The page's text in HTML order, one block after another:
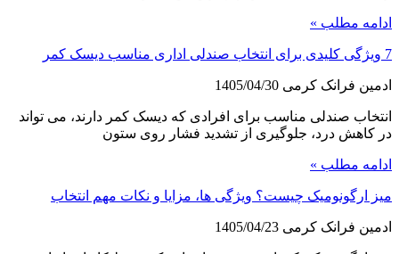
ادامه مطلب »
7 ویژگی کلیدی برای انتخاب صندلی اداری مناسب دیسک کمر
ادمین فرانک کرمی 1405/04/30
انتخاب صندلی مناسب برای افرادی که دیسک کمر دارند، می تواند
در کاهش درد، جلوگیری از تشدید فشار روی ستون
ادامه مطلب »
میز ارگونومیک چیست؟ ویژگی ها، مزایا و نکات مهم انتخاب
ادمین فرانک کرمی 1405/04/23